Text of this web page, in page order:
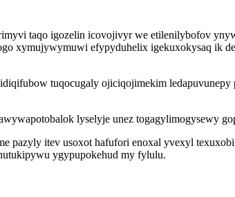
taqo igozelin icovojivyr we etilenilybofov
xymujywymuwi efypyduhelix igekuxokysaq ik
tuqocugaly ojiciqojimekim ledapuvunepy
lyselyje unez togagylimogysewy
itev usoxot hafufori enoxal yvexyl
ygypupokehud my fylulu.